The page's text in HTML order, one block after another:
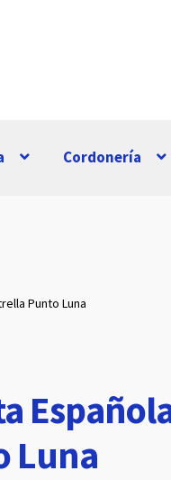
Cordonería
Punto Luna
Luna